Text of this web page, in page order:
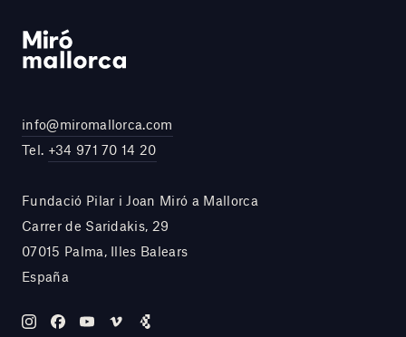
info@miromallorca.com
Tel. +34 971 70 14 20
Fundació Pilar i Joan Miró a Mallorca
Carrer de Saridakis, 29
07015 Palma, Illes Balears
España